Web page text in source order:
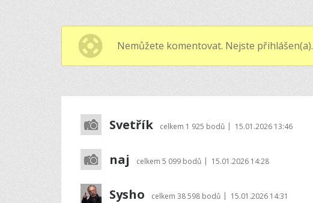
Nemůžete komentovat. Nejste přihlášen(a).
Svetřík celkem 1 925 bodů | 15.01.2026 13:46
naj celkem 5 099 bodů | 15.01.2026 14:28
Sysho celkem 38 598 bodů | 15.01.2026 14:31